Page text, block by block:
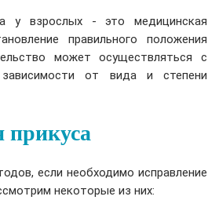
у взрослых - это медицинская
правильного положения
может осуществляться с
от вида и степени
прикуса
если необходимо исправление
некоторые из них: